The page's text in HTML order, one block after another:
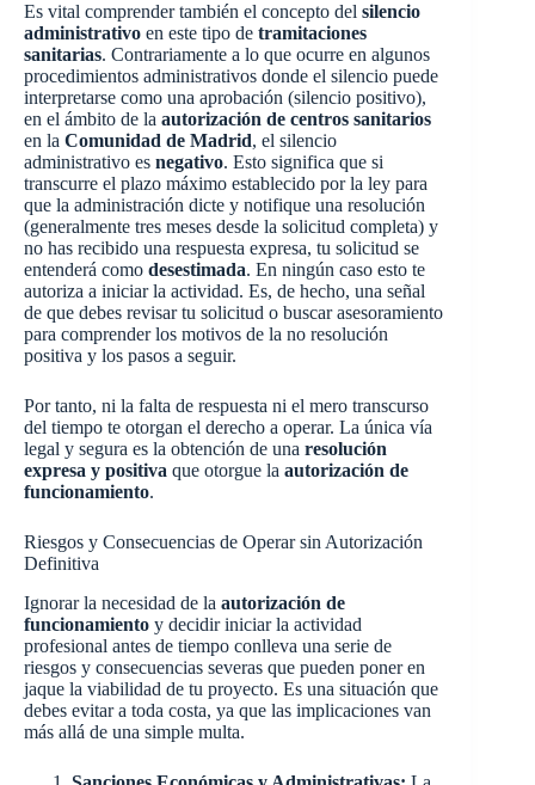
Es vital comprender también el concepto del silencio
administrativo en este tipo de tramitaciones
sanitarias. Contrariamente a lo que ocurre en algunos
procedimientos administrativos donde el silencio puede
interpretarse como una aprobación (silencio positivo),
en el ámbito de la autorización de centros sanitarios
en la Comunidad de Madrid, el silencio
administrativo es negativo. Esto significa que si
transcurre el plazo máximo establecido por la ley para
que la administración dicte y notifique una resolución
(generalmente tres meses desde la solicitud completa) y
no has recibido una respuesta expresa, tu solicitud se
entenderá como desestimada. En ningún caso esto te
autoriza a iniciar la actividad. Es, de hecho, una señal
de que debes revisar tu solicitud o buscar asesoramiento
para comprender los motivos de la no resolución
positiva y los pasos a seguir.
Por tanto, ni la falta de respuesta ni el mero transcurso
del tiempo te otorgan el derecho a operar. La única vía
legal y segura es la obtención de una resolución
expresa y positiva que otorgue la autorización de
funcionamiento.
Riesgos y Consecuencias de Operar sin Autorización
Definitiva
Ignorar la necesidad de la autorización de
funcionamiento y decidir iniciar la actividad
profesional antes de tiempo conlleva una serie de
riesgos y consecuencias severas que pueden poner en
jaque la viabilidad de tu proyecto. Es una situación que
debes evitar a toda costa, ya que las implicaciones van
más allá de una simple multa.